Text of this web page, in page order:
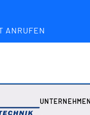
ANRUFEN
UNTERNEHMEN